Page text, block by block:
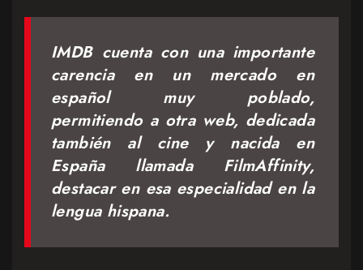
IMDB cuenta con una importante
carencia en un mercado en
español muy poblado,
permitiendo a otra web, dedicada
también al cine y nacida en
España llamada FilmAffinity,
destacar en esa especialidad en la
lengua hispana.